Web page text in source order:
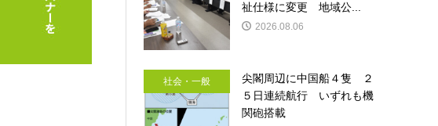
祉仕様に変更 地域公...
2026.08.06
社会・一般
尖閣周辺に中国船４隻 ２
５日連続航行 いずれも機
関砲搭載